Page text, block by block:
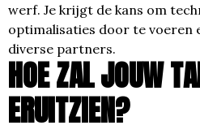
werf. Je krijgt de kans om
optimalisaties door te voeren
diverse partners.
HOE ZAL JOUW
ERUITZIEN?